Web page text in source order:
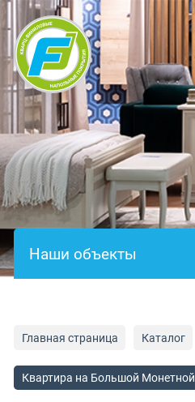
Главная страница Каталог
Квартира на Большой Монетной